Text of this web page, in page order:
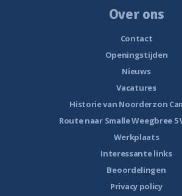
Over ons
Contact
Openingstijden
Nieuws
Vacatures
Historie van Noorderzon
Route naar Smalle Weegbree 5
Werkplaats
Interessante links
Beoordelingen
Privacy policy